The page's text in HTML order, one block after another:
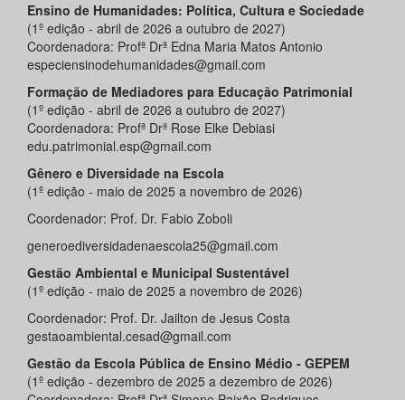
Ensino de Humanidades: Política, Cultura e Sociedade
(1º edição - abril de 2026 a outubro de 2027)
Coordenadora: Profª Drª Edna Maria Matos Antonio
especiensinodehumanidades@gmail.com
Formação de Mediadores para Educação Patrimonial
(1º edição - abril de 2026 a outubro de 2027)
Coordenadora: Profª Drª Rose Elke Debiasi
edu.patrimonial.esp@gmail.com
Gênero e Diversidade na Escola
(1º edição - maio de 2025 a novembro de 2026)
Coordenador: Prof. Dr. Fabio Zoboli
generoediversidadenaescola25@gmail.com
Gestão Ambiental e Municipal Sustentável
(1º edição - maio de 2025 a novembro de 2026)
Coordenador: Prof. Dr. Jailton de Jesus Costa
gestaoambiental.cesad@gmail.com
Gestão da Escola Pública de Ensino Médio - GEPEM
(1º edição - dezembro de 2025 a dezembro de 2026)